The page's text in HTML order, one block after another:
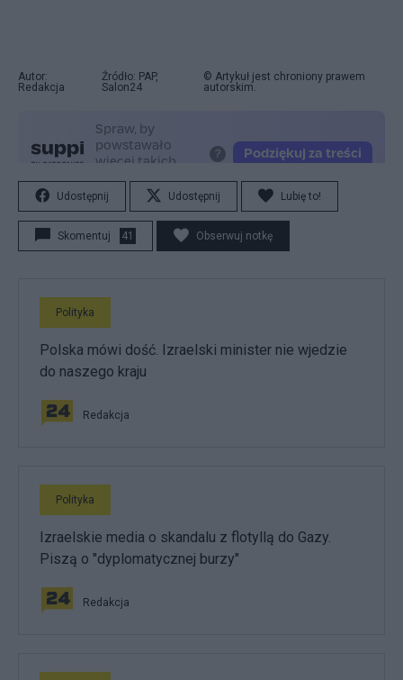
Autor:
Redakcja
Źródło: PAP,
Salon24
© Artykuł jest chroniony prawem
autorskim.
Udostępnij Udostępnij Lubię to!
Skomentuj 41 Obserwuj notkę
Polityka
Polska mówi dość. Izraelski minister nie wjedzie
do naszego kraju
Redakcja
Polityka
Izraelskie media o skandalu z flotyllą do Gazy.
Piszą o "dyplomatycznej burzy"
Redakcja